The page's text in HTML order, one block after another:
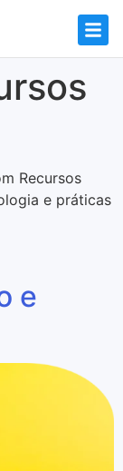
Recursos
e práticas
e